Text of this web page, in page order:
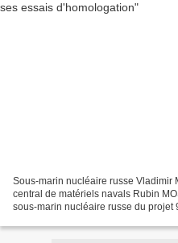
Sous-marin nucléaire russe Vladimir
central de matériels navals Rubin
sous-marin nucléaire russe du projet